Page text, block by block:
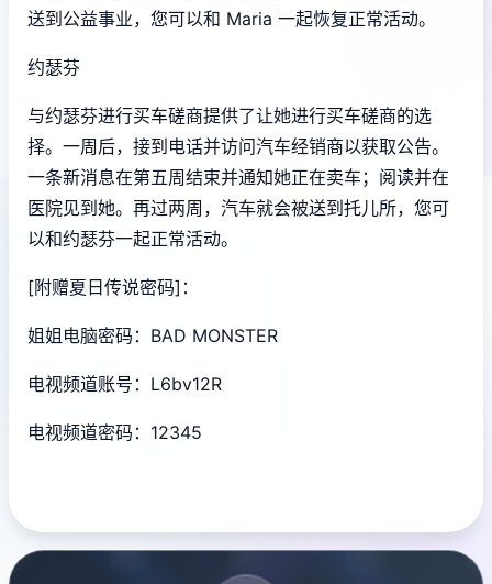
送到公益事业，您可以和 Maria 一起恢复正常活动。
约瑟芬
与约瑟芬进行买车磋商提供了让她进行买车磋商的选
择。一周后，接到电话并访问汽车经销商以获取公告。
一条新消息在第五周结束并通知她正在卖车；阅读并在
医院见到她。再过两周，汽车就会被送到托儿所，您可
以和约瑟芬一起正常活动。
[附赠夏日传说密码]：
姐姐电脑密码：BAD MONSTER
电视频道账号：L6bv12R
电视频道密码：12345